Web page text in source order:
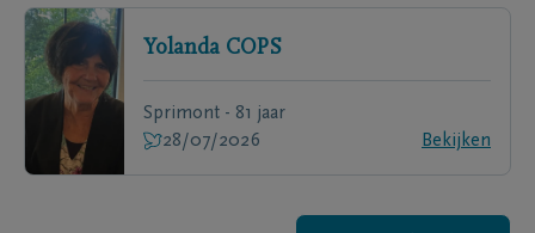
Yolanda COPS
Sprimont - 81 jaar
28/07/2026
Bekijken